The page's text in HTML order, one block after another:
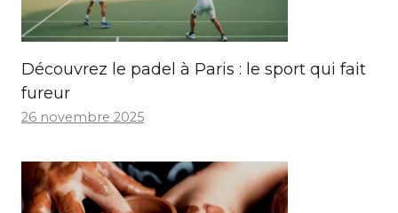
Découvrez le padel à Paris : le sport qui fait
fureur
26 novembre 2025